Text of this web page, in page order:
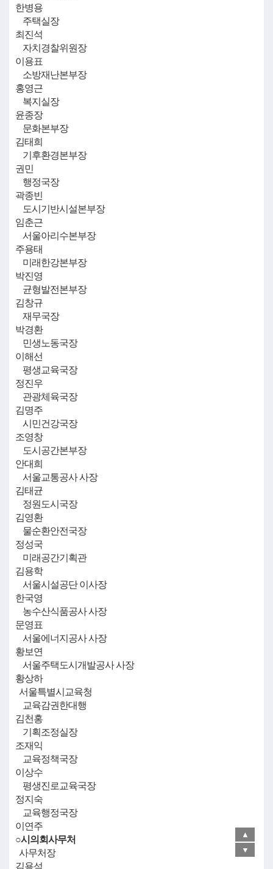
한병용
주택실장
최진석
자치경찰위원장
이용표
소방재난본부장
홍영근
복지실장
윤종장
문화본부장
김태희
기후환경본부장
권민
행정국장
곽종빈
도시기반시설본부장
임춘근
서울아리수본부장
주용태
미래한강본부장
박진영
균형발전본부장
김창규
재무국장
박경환
민생노동국장
이해선
평생교육국장
정진우
관광체육국장
김명주
시민건강국장
조영창
도시공간본부장
안대희
서울교통공사 사장
김태균
정원도시국장
김영환
물순환안전국장
정성국
미래공간기획관
김용학
서울시설공단 이사장
한국영
농수산식품공사 사장
문영표
서울에너지공사 사장
황보연
서울주택도시개발공사 사장
황상하
서울특별시교육청
교육감권한대행
김천홍
기획조정실장
조재익
교육정책국장
이상수
평생진로교육국장
정지숙
교육행정국장
이연주
○시의회사무처
사무처장
김용석
▲
▼